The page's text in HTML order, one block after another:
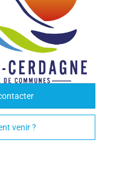
venir ?